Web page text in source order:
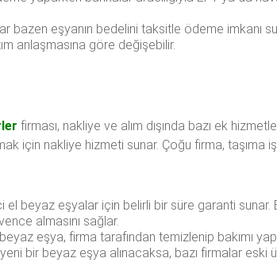
bazen eşyanın bedelini taksitle ödeme imkanı
anlaşmasına göre değişebilir.
firması, nakliye ve alım dışında bazı ek
için nakliye hizmeti sunar. Çoğu firma, taşıma
el beyaz eşyalar için belirli bir süre garanti sunar.
almasını sağlar.
eşya, firma tarafından temizlenip bakımı
bir beyaz eşya alınacaksa, bazı firmalar eski